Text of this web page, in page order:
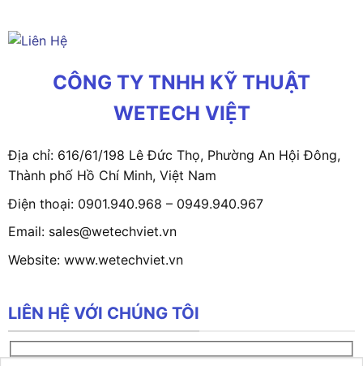
CÔNG TY TNHH KỸ THUẬT
WETECH VIỆT
Địa chỉ: 616/61/198 Lê Đức Thọ, Phường An Hội Đông,
Thành phố Hồ Chí Minh, Việt Nam
Điện thoại: 0901.940.968 – 0949.940.967
Email: sales@wetechviet.vn
Website: www.wetechviet.vn
LIÊN HỆ VỚI CHÚNG TÔI